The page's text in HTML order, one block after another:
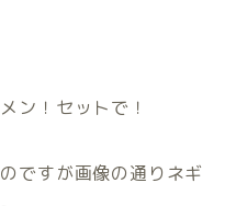
ン！セットで！
ですが画像の通りネギ